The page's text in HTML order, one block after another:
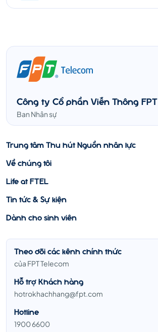
Công ty Cổ phần Viễn Thông FPT
Ban Nhân sự
Trung tâm Thu hút Nguồn nhân lực
Về chúng tôi
Life at FTEL
Tin tức & Sự kiện
Dành cho sinh viên
Theo dõi các kênh chính thức
của FPT Telecom
Hỗ trợ Khách hàng
hotrokhachhang@fpt.com
Hotline
1900 6600